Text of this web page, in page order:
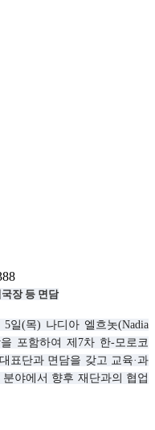
장 등 면담
일(목) 나디아 엘흐놋(Nadia
포함하여 제7차 한-모로코
표단과 면담을 갖고 교육·과
야에서 향후 재단과의 협업